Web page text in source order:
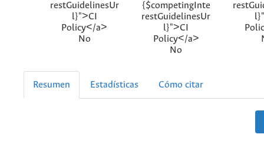
restGuidelinesUr
l}">CI
Policy</a>
No
{$competingInte
restGuidelinesUr
l}">CI
Policy</a>
No
Resumen Estadísticas Cómo citar